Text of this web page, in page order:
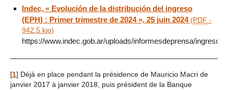
Indec, « Evolución de la distribución del ingreso
(EPH) : Primer trimestre de 2024 », 25 juin 2024 (PDF -
942.5 kio)
https://www.indec.gob.ar/uploads/informesdeprensa/
[1] Déjà en place pendant la présidence de Mauricio Macri de
janvier 2017 à janvier 2018, puis président de la Banque